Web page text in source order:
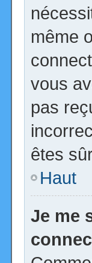
même
vous
pas
êtes
Haut
Je me